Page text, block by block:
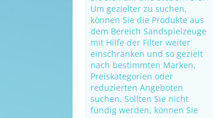
Um gezielter zu suchen,
können Sie die Produkte aus
dem Bereich Sandspielzeuge
mit Hilfe der Filter weiter
einschränken und so gezielt
nach bestimmten Marken,
Preiskategorien oder
reduzierten Angeboten
suchen. Sollten Sie nicht
fündig werden, können Sie